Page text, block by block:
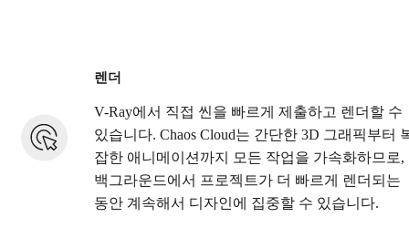
렌더
V-Ray에서 직접 씬을 빠르게 제출하고 렌더할 수
있습니다. Chaos Cloud는 간단한 3D 그래픽부터
잡한 애니메이션까지 모든 작업을 가속화하므로,
백그라운드에서 프로젝트가 더 빠르게 렌더되는
동안 계속해서 디자인에 집중할 수 있습니다.